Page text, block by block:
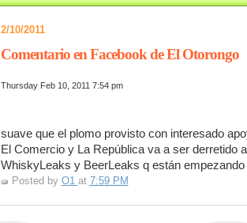
2/10/2011
Comentario en Facebook de El Otorongo
Thursday Feb 10, 2011 7:54 pm
suave que el plomo provisto con interesado
El Comercio y La República va a ser derretido
WhiskyLeaks y BeerLeaks q están empezando
Posted by O1 at 7:59 PM